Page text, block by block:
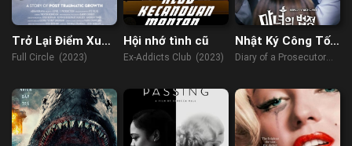
Trở Lại Điểm Xuất
Phát
Full Circle (2023)
Hội nhớ tình cũ
Ex-Addicts Club (2023)
Nhật Ký Công Tố
Viên
Diary of a Prosecutor